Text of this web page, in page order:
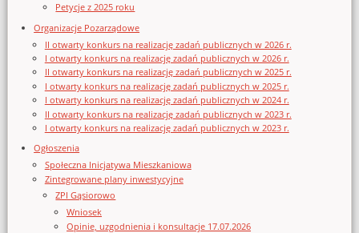
Petycje z 2025 roku
Organizacje Pozarządowe
II otwarty konkurs na realizację zadań publicznych w 2026 r.
I otwarty konkurs na realizację zadań publicznych w 2026 r.
II otwarty konkurs na realizację zadań publicznych w 2025 r.
I otwarty konkurs na realizację zadań publicznych w 2025 r.
I otwarty konkurs na realizację zadań publicznych w 2024 r.
II otwarty konkurs na realizację zadań publicznych w 2023 r.
I otwarty konkurs na realizację zadań publicznych w 2023 r.
Ogłoszenia
Społeczna Inicjatywa Mieszkaniowa
Zintegrowane plany inwestycyjne
ZPI Gąsiorowo
Wniosek
Opinie, uzgodnienia i konsultacje 17.07.2026